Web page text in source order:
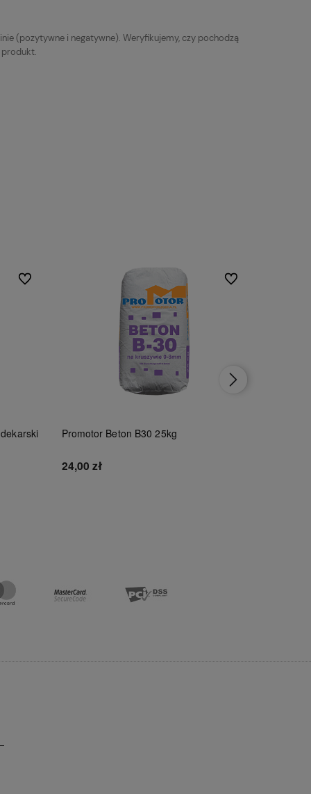
(pozytywne i negatywne). Weryfikujemy, czy pochodzą
Do ulubionych
Promotor Beton B30 25kg
24,00 zł
Do ulubionych